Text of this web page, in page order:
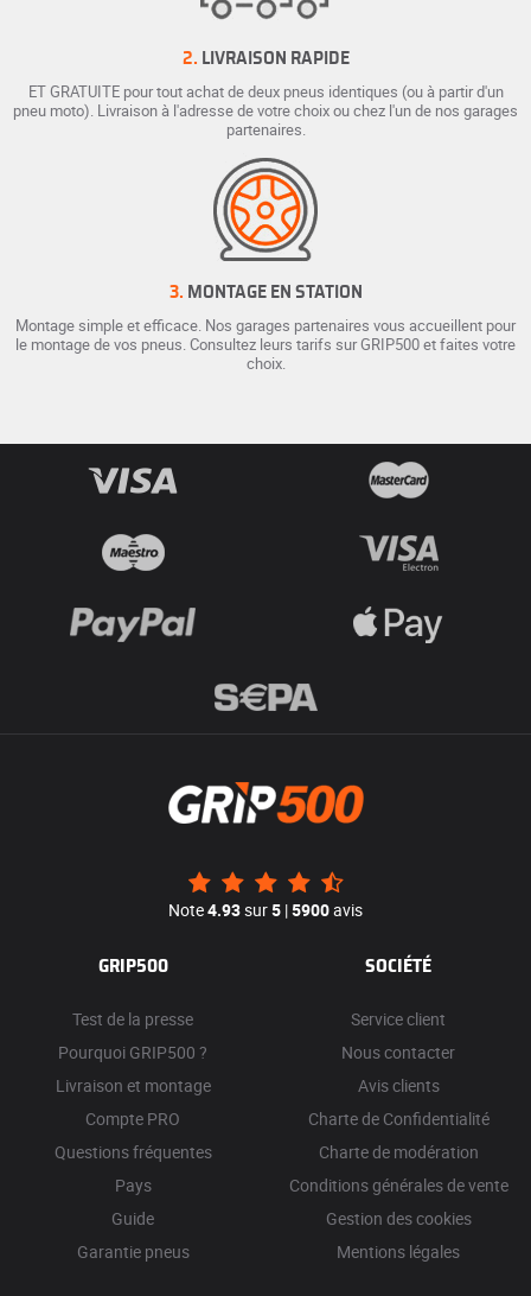
2. LIVRAISON RAPIDE
ET GRATUITE pour tout achat de deux pneus identiques (ou à partir d'un
pneu moto). Livraison à l'adresse de votre choix ou chez l'un de nos garages
partenaires.
3. MONTAGE EN STATION
Montage simple et efficace. Nos garages partenaires vous accueillent pour
le montage de vos pneus. Consultez leurs tarifs sur GRIP500 et faites votre
choix.
Note4.93sur5 |5900avis
GRIP500
Test de la presse
Pourquoi GRIP500 ?
Livraison et montage
Compte PRO
Questions fréquentes
Pays
Guide
Garantie pneus
SOCIÉTÉ
Service client
Nous contacter
Avis clients
Charte de Confidentialité
Charte de modération
Conditions générales de vente
Gestion des cookies
Mentions légales